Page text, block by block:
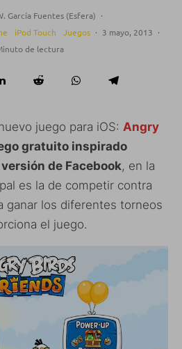
García Fuentes (Esfera) ·
iPod Touch Juegos · 3 mayo, 2013 ·
de lectura
juego para iOS: Angry
gratuito inspirado
de Facebook, en la
es la de competir contra
ganar los diferentes torneos
el juego.